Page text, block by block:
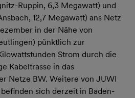
Ruppin, 6,3 Megawatt) und
12,7 Megawatt) ans Netz
in der Nähe von
pünktlich zur
Strom durch die
Kabeltrasse in das
Netze BW. Weitere von JUWI
sich derzeit in Baden-